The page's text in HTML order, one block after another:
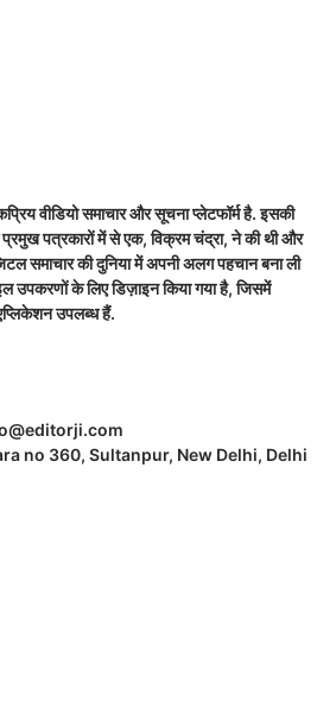
वीडियो समाचार और सूचना प्लेटफॉर्म है. इसकी
पत्रकारों में से एक, विक्रम चंद्रा, ने की थी और
समाचार की दुनिया में अपनी अलग पहचान बना ली
उपकरणों के लिए डिज़ाइन किया गया है, जिसमें
उपलब्ध हैं.
no 360, Sultanpur, New Delhi, Delhi